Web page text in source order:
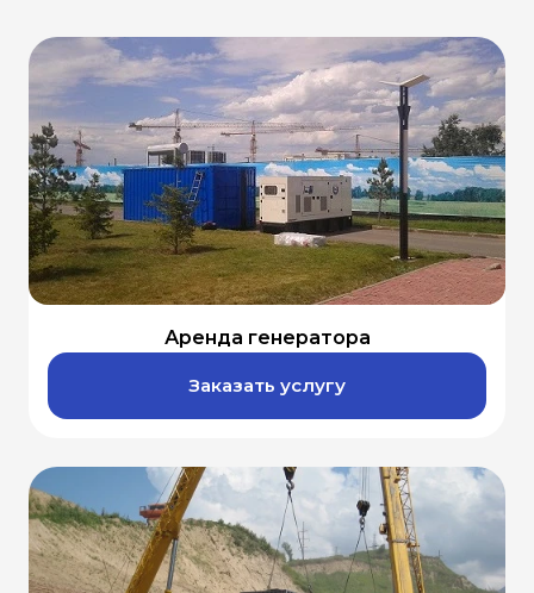
Аренда генератора
Заказать услугу